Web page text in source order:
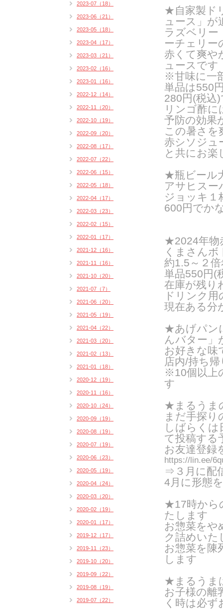
★自家製ド
ュース」が
ラズベリー
ーチェリー
赤くて爽や
ュースです
※甘味に一
単品は550
280円(税込
リンゴ酢
予防の効果
この暑さを
赤シソジュ
と共にお楽
★瓶ビール
アサヒスー
ジョッキ１
600円でか
★2024年物
くまさん
約1.5～２
単品550円(
在庫が残り
ドリンク
現在ある分
★あげパン
んバター」
お好きな味
店内/持ち
※10個以上
す
★まるうま
まだ手探り
しばらくは
て投稿する
お友達登録
https://lin.ee/
⇒３月に配
4月に形態
★17時から
たします
お惣菜をや
ク詰めいた
お惣菜を陳
します
★まるうま
お子様の離
く時は 必ず
2023-07（18）
2023-06（21）
2023-05（18）
2023-04（17）
2023-03（21）
2023-02（16）
2023-01（16）
2022-12（14）
2022-11（20）
2022-10（19）
2022-09（20）
2022-08（17）
2022-07（22）
2022-06（15）
2022-05（18）
2022-04（17）
2022-03（23）
2022-02（15）
2022-01（17）
2021-12（16）
2021-11（16）
2021-10（20）
2021-07（7）
2021-06（20）
2021-05（19）
2021-04（22）
2021-03（20）
2021-02（13）
2021-01（18）
2020-12（19）
2020-11（16）
2020-10（24）
2020-09（19）
2020-08（19）
2020-07（19）
2020-06（23）
2020-05（19）
2020-04（24）
2020-03（20）
2020-02（19）
2020-01（17）
2019-12（17）
2019-11（23）
2019-10（20）
2019-09（22）
2019-08（19）
2019-07（22）